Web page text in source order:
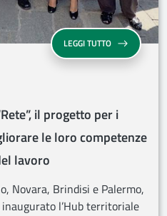
LEGGI TUTTOEMILIA-
il progetto per i
le loro competenze
lavoro
Novara, Brindisi e Palermo,
l’Hub territoriale